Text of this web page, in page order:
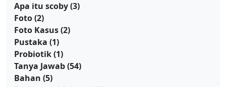
Apa itu scoby(3)
Foto(2)
Foto Kasus(2)
Pustaka (1)
Probiotik(1)
Tanya Jawab(54)
Bahan (5)